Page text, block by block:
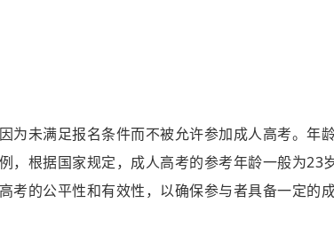
为未满足报名条件而不被允许参加成人高考。年
，根据国家规定，成人高考的参考年龄一般为23
考的公平性和有效性，以确保参与者具备一定的